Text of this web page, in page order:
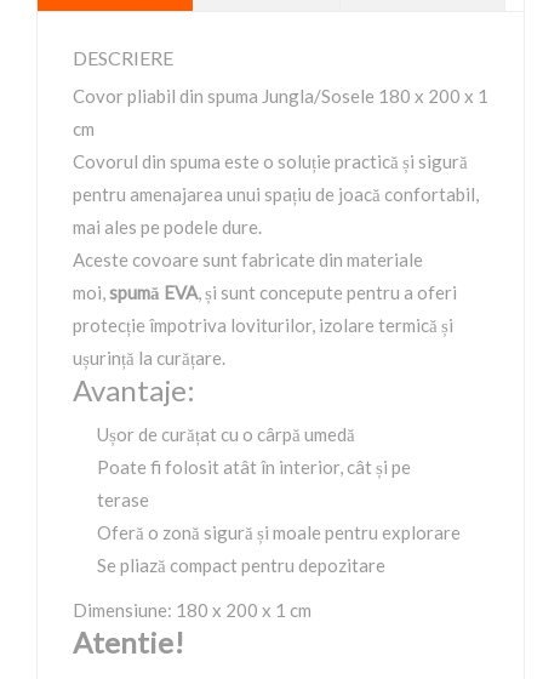
DESCRIERE
Covor pliabil din spuma Jungla/Sosele 180 x 200 x 1
cm
Covorul din spuma este o soluție practică și sigură
pentru amenajarea unui spațiu de joacă confortabil,
mai ales pe podele dure.
Aceste covoare sunt fabricate din materiale
moi,spumă EVA, și sunt concepute pentru a oferi
protecție împotriva loviturilor, izolare termică și
ușurință la curățare.
Avantaje:
Ușor de curățat cu o cârpă umedă
Poate fi folosit atât în interior, cât și pe
terase
Oferă o zonă sigură și moale pentru explorare
Se pliază compact pentru depozitare
Dimensiune: 180 x 200 x 1 cm
Atentie!